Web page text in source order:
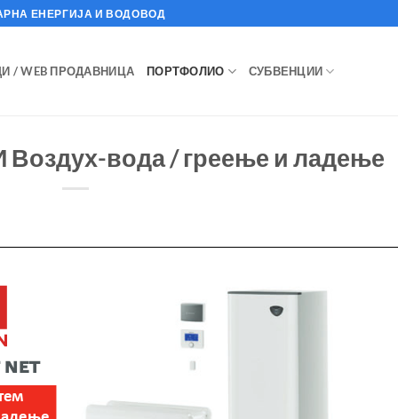
ЕНЕРГИЈА И ВОДОВОД
/ WEB ПРОДАВНИЦА ПОРТФОЛИО СУБВЕНЦИИ
вода / греење и ладење